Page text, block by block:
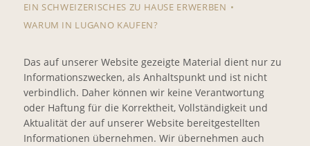
EIN SCHWEIZERISCHES ZU HAUSE ERWERBEN
WARUM IN LUGANO KAUFEN?
Das auf unserer Website gezeigte Material dient nur zu
Informationszwecken, als Anhaltspunkt und ist nicht
verbindlich. Daher können wir keine Verantwortung
oder Haftung für die Korrektheit, Vollständigkeit und
Aktualität der auf unserer Website bereitgestellten
Informationen übernehmen. Wir übernehmen auch